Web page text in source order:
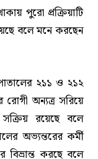
পুরো প্রক্রিয়াটি
বলে মনে করছেন
২১১ ও ২১২
রোগী অন্যত্র সরিয়ে
রয়েছে বলে
অভ্যন্তরের কর্মী
করছে বলে